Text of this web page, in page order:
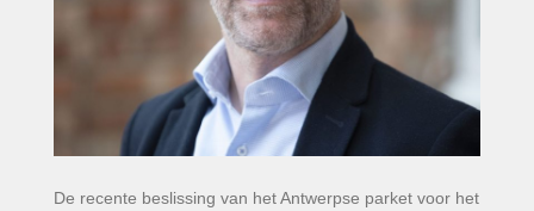
De recente beslissing van het Antwerpse parket voor het